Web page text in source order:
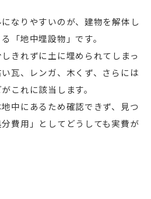
なりやすいのが、建物を解体し
「地中埋設物」です。
きれずに土に埋められてしまっ
瓦、レンガ、木くず、さらには
これに該当します。
中にあるため確認できず、見つ
費用」としてどうしても実費が